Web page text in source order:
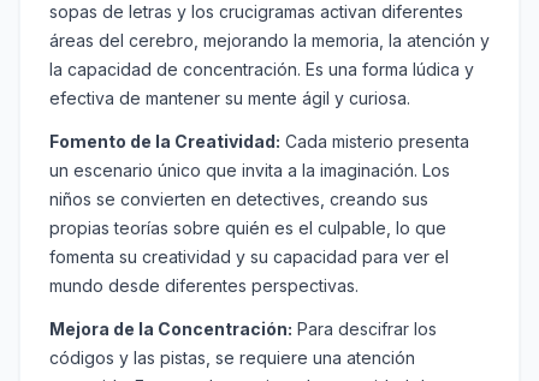
sopas de letras y los crucigramas activan diferentes
áreas del cerebro, mejorando la memoria, la atención y
la capacidad de concentración. Es una forma lúdica y
efectiva de mantener su mente ágil y curiosa.
Fomento de la Creatividad: Cada misterio presenta
un escenario único que invita a la imaginación. Los
niños se convierten en detectives, creando sus
propias teorías sobre quién es el culpable, lo que
fomenta su creatividad y su capacidad para ver el
mundo desde diferentes perspectivas.
Mejora de la Concentración: Para descifrar los
códigos y las pistas, se requiere una atención